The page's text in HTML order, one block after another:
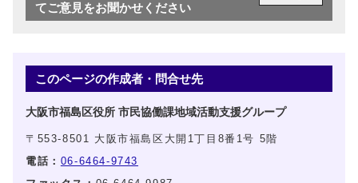
てご意見をお聞かせください
このページの作成者・問合せ先
大阪市福島区役所 市民協働課地域活動支援グループ
〒553-8501 大阪市福島区大開1丁目8番1号 5階
電話： 06-6464-9743